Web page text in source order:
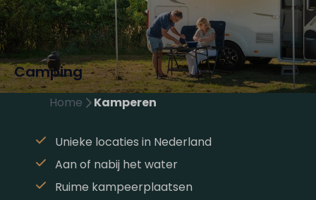
Camping
Home Kamperen
Unieke locaties in Nederland
Aan of nabij het water
Ruime kampeerplaatsen